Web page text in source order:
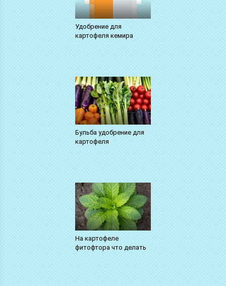
Удобрение для
картофеля кемира
Бульба удобрение для
картофеля
На картофеле
фитофтора что делать